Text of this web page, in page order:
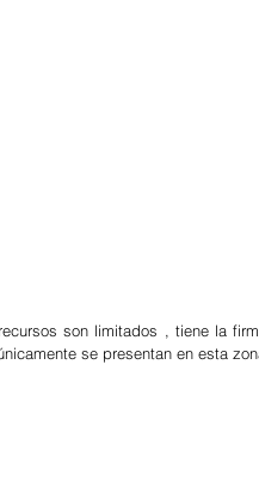
son limitados , tiene la
se presentan en esta